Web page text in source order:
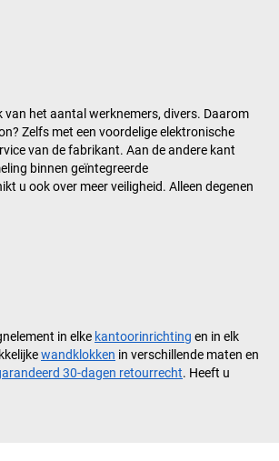
het aantal werknemers, divers. Daarom
Zelfs met een voordelige elektronische
van de fabrikant. Aan de andere kant
binnen geïntegreerde
u ook over meer veiligheid. Alleen degenen
in elke kantoorinrichting en in elk
wandklokken in verschillende maten en
30-dagen retourrecht. Heeft u